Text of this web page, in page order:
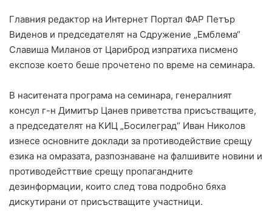
Главния редактор на Интернет Портал ФАР Петър
Виденов и председателят на Сдружение „Емблема“
Славиша Миланов от Цариброд изпратиха писмено
експозе което беше прочетено по време на семинара.
В наситената програма на семинара, генералният
консул г-н Димитър Цанев приветства присъстващите,
а председателят на КИЦ „Босилеград“ Иван Николов
изнесе основните доклади за противодействие срещу
езика на омразата, разпознаване на фалшивите новини и
противодейсттвие срещу пропагандните
дезинформации, които след това подробно бяха
дискутирани от присъстващите участници.